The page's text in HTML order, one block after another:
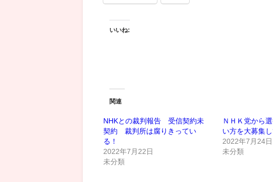
いいね:
関連
NHKとの裁判報告 受信契約未
契約 裁判所は腐りきってい
る！
2022年7月22日
未分類
ＮＨＫ党から
い方を大募集し
2022年7月24日
未分類